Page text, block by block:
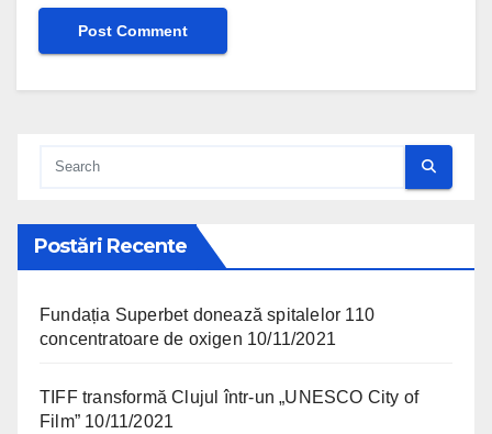
Postări Recente
Fundația Superbet donează spitalelor 110
concentratoare de oxigen 10/11/2021
TIFF transformă Clujul într-un „UNESCO City of
Film” 10/11/2021